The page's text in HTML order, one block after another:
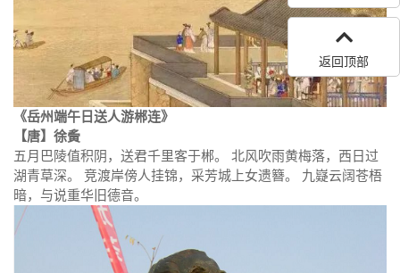
《岳州端午日送人游郴连》
【唐】徐夤
五月巴陵值积阴，送君千里客于郴。 北风吹雨黄梅落，西日过
湖青草深。 竞渡岸傍人挂锦，采芳城上女遗簪。 九嶷云阔苍梧
暗，与说重华旧德音。
返回顶部